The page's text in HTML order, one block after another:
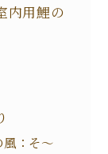
内用鯉の
：そ～